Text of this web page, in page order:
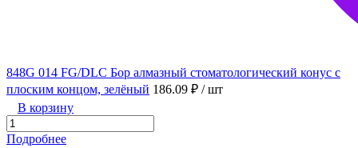
848G 014 FG/DLC Бор алмазный стоматологический конус с
плоским концом, зелёный 186.09 ₽ / шт
В корзину
Подробнее